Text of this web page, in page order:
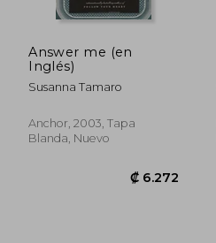
Answer me (en
Inglés)
Susanna Tamaro
Anchor, 2003, Tapa
Blanda, Nuevo